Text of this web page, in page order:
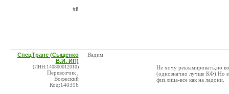
#8
СпецТранс (Сыщенко
В.И. ИП)
(ИНН:140800012010)
Перевозчик ,
Волжский
Код:140396
Вадим
Не хочу рекламировать,но
(однозначно лучше КФ) Но
физ.лица-все как на ладони.